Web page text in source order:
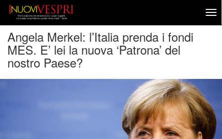
Angela Merkel: l’Italia prenda i fondi
MES. E’ lei la nuova ‘Patrona’ del
nostro Paese?